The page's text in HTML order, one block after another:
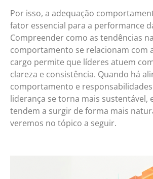
Por isso, a adequação
fator essencial para a performance
Compreender como as tendências
comportamento se relacionam com
cargo permite que líderes atuem
clareza e consistência. Quando há
comportamento e
liderança se torna mais sustentável,
tendem a surgir de forma mais
veremos no tópico a seguir.